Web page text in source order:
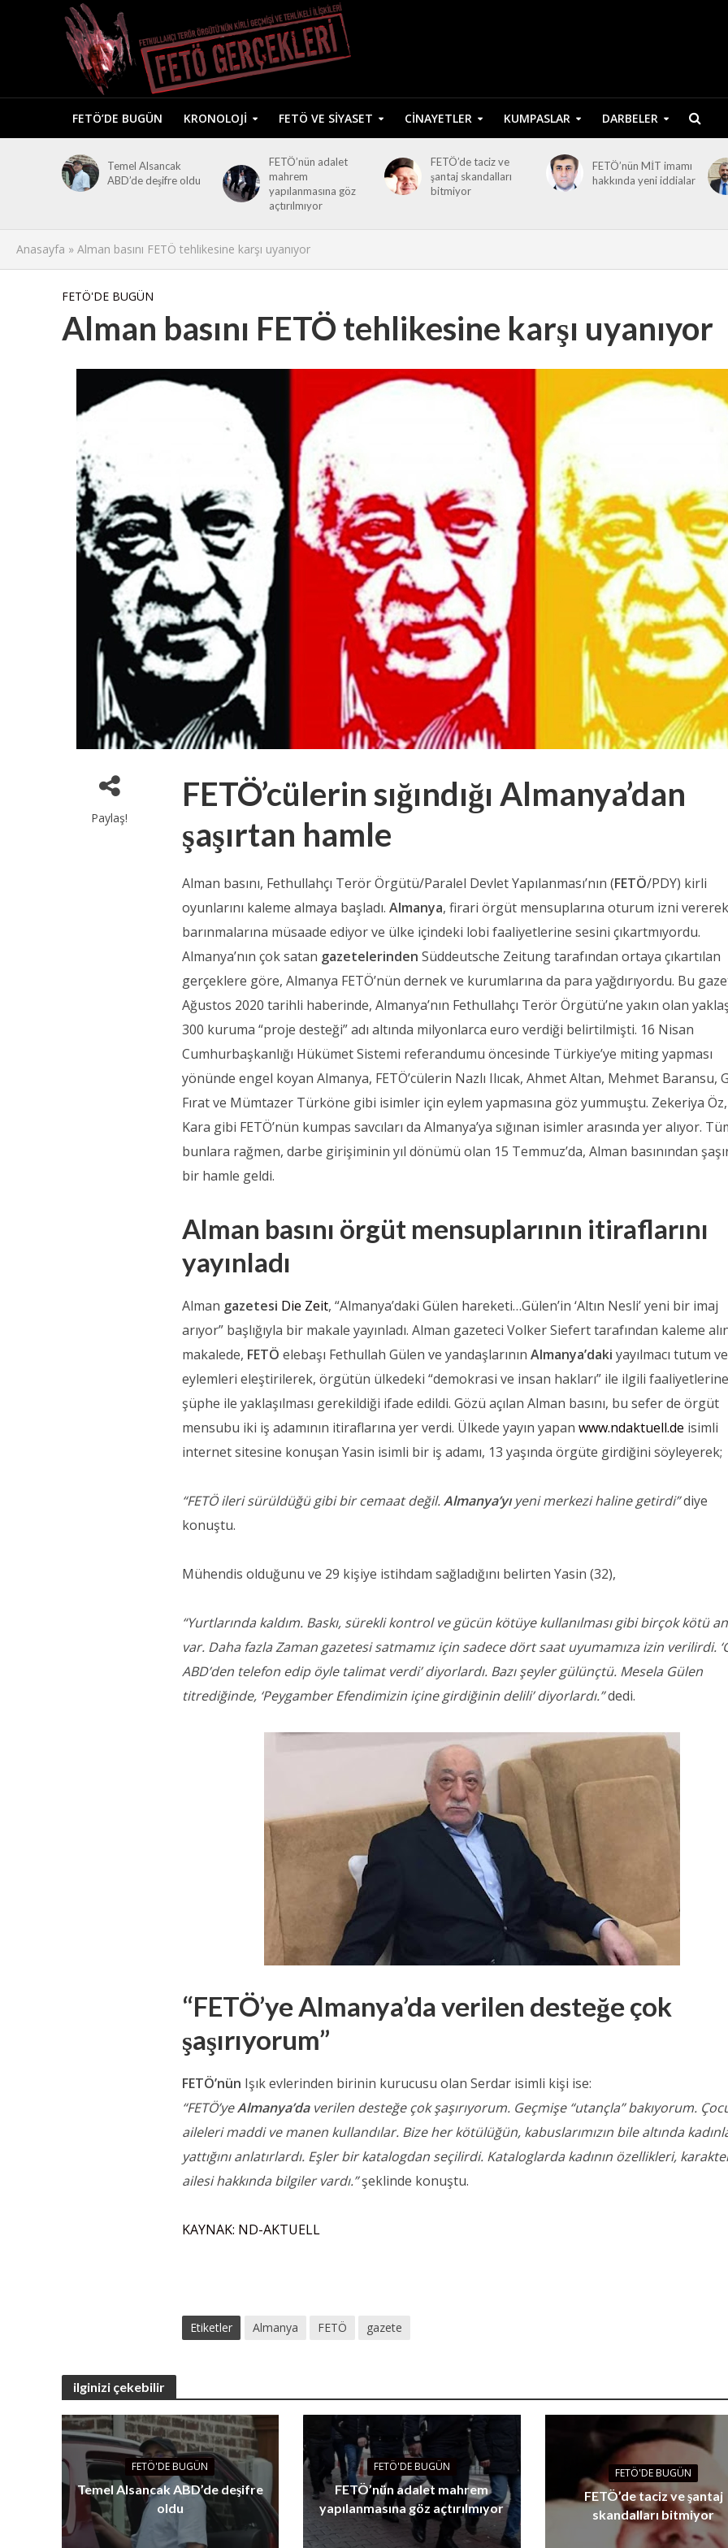
FETÖ’DE BUGÜN KRONOLOJI FETÖ VE SIYASET CINAYETLER KUMPASLAR DARBELER
Temel Alsancak
ABD’de deşifre oldu
FETÖ’nün adalet
mahrem
yapılanmasına göz
açtırılmıyor
FETÖ’de taciz ve
şantaj skandalları
bitmiyor
FETÖ’nün MİT imamı
hakkında yeni iddialar
Anasayfa » Alman basını FETÖ tehlikesine karşı uyanıyor
FETÖ'DE BUGÜN
Alman basını FETÖ tehlikesine karşı uyanıyor
Paylaş!
FETÖ’cülerin sığındığı Almanya’dan
şaşırtan hamle
Alman basını, Fethullahçı Terör Örgütü/Paralel Devlet Yapılanması’nın (FETÖ/PDY) kirli
oyunlarını kaleme almaya başladı.Almanya, firari örgüt mensuplarına oturum izni vererek
barınmalarına müsaade ediyor ve ülke içindeki lobi faaliyetlerine sesini çıkartmıyordu.
Almanya’nın çok satan gazetelerinden Süddeutsche Zeitung tarafından ortaya çıkartılan
gerçeklere göre, Almanya FETÖ’nün dernek ve kurumlarına da para yağdırıyordu. Bu
Ağustos 2020 tarihli haberinde, Almanya’nın Fethullahçı Terör Örgütü’ne yakın olan
300 kuruma “proje desteği” adı altında milyonlarca euro verdiği belirtilmişti. 16 Nisan
Cumhurbaşkanlığı Hükümet Sistemi referandumu öncesinde Türkiye’ye miting yapması
yönünde engel koyan Almanya, FETÖ’cülerin Nazlı Ilıcak, Ahmet Altan, Mehmet Baransu,
Fırat ve Mümtazer Türköne gibi isimler için eylem yapmasına göz yummuştu. Zekeriya
Kara gibi FETÖ’nün kumpas savcıları da Almanya’ya sığınan isimler arasında yer alıyor.
bunlara rağmen, darbe girişiminin yıl dönümü olan 15 Temmuz’da, Alman basınından
bir hamle geldi.
Alman basını örgüt mensuplarının itiraflarını
yayınladı
Alman gazetesi Die Zeit, “Almanya’daki Gülen hareketi…Gülen’in ‘Altın Nesli’ yeni bir imaj
arıyor” başlığıyla bir makale yayınladı. Alman gazeteci Volker Siefert tarafından kaleme
makalede, FETÖ elebaşı Fethullah Gülen ve yandaşlarınınAlmanya’daki yayılmacı tutum ve
eylemleri eleştirilerek, örgütün ülkedeki “demokrasi ve insan hakları” ile ilgili faaliyetlerine
şüphe ile yaklaşılması gerekildiği ifade edildi. Gözü açılan Alman basını, bu sefer de örgüt
mensubu iki iş adamının itiraflarına yer verdi. Ülkede yayın yapanwww.ndaktuell.de isimli
internet sitesine konuşan Yasin isimli bir iş adamı, 13 yaşında örgüte girdiğini söyleyerek;
“FETÖ ileri sürüldüğü gibi bir cemaat değil.Almanya’yıyeni merkezi haline getirdi”diye
konuştu.
Mühendis olduğunu ve 29 kişiye istihdam sağladığını belirten Yasin (32),
“Yurtlarında kaldım. Baskı, sürekli kontrol ve gücün kötüye kullanılması gibi birçok kötü
var. Daha fazla Zaman gazetesi satmamız için sadece dört saat uyumamıza izin verilirdi.
ABD’den telefon edip öyle talimat verdi’ diyorlardı. Bazı şeyler gülünçtü. Mesela Gülen
titrediğinde, ‘Peygamber Efendimizin içine girdiğinin delili’ diyorlardı.”dedi.
“FETÖ’ye Almanya’da verilen desteğe çok
şaşırıyorum”
FETÖ’nün Işık evlerinden birinin kurucusu olan Serdar isimli kişi ise:
“FETÖ’yeAlmanya’daverilen desteğe çok şaşırıyorum. Geçmişe “utançla” bakıyorum.
aileleri maddi ve manen kullandılar. Bize her kötülüğün, kabuslarımızın bile altında
yattığını anlatırlardı. Eşler bir katalogdan seçilirdi. Kataloglarda kadının özellikleri,
ailesi hakkında bilgiler vardı.”şeklinde konuştu.
KAYNAK: ND-AKTUELL
Etiketler Almanya FETÖ gazete
ilginizi çekebilir
FETÖ'DE BUGÜN
Temel Alsancak ABD’de deşifre
oldu
FETÖ'DE BUGÜN
FETÖ’nün adalet mahrem
yapılanmasına göz açtırılmıyor
FETÖ'DE BUGÜN
FETÖ’de taciz ve şantaj
skandalları bitmiyor